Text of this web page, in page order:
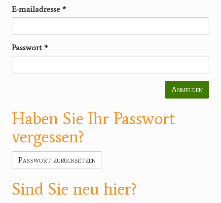
E-mailadresse *
Passwort *
Anmelden
Haben Sie Ihr Passwort
vergessen?
Passwort zurücksetzen
Sind Sie neu hier?